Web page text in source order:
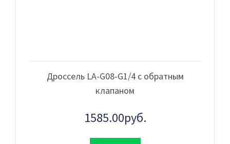
Дроссель LA-G08-G1/4 с обратным
клапаном
1585.00руб.